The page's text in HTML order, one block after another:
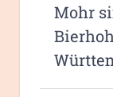
Mohr